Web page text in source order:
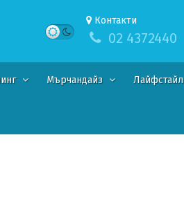
Контакти
02 4372440
Мърчандайз Лайфстайл